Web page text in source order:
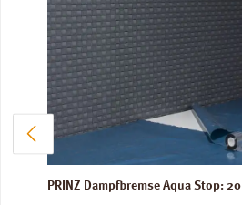
PRINZ Dampfbremse Aqua Stop: 20